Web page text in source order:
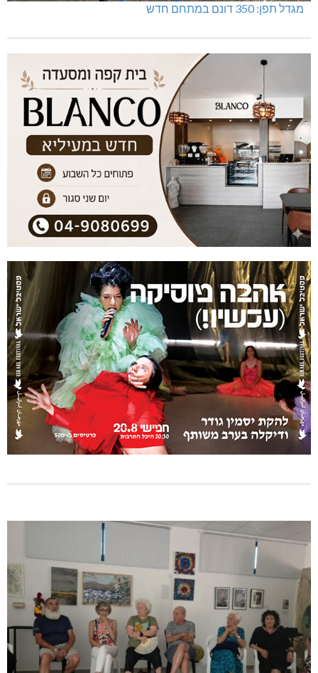
מגדל תפן: 350 דונם במתחם חדש